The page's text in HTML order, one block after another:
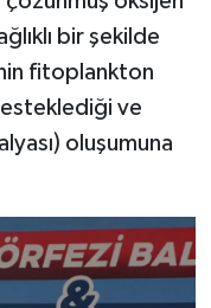
bir şekilde
fitoplankton
ve
oluşumuna